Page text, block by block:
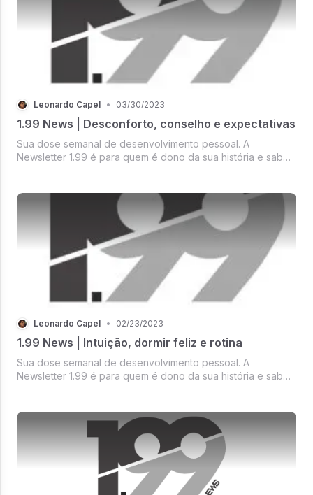
Leonardo Capel • 03/30/2023
1.99 News | Desconforto, conselho e expectativas
Sua dose semanal de desenvolvimento pessoal. A
Newsletter 1.99 é para quem é dono da sua história e sabe
Leonardo Capel • 02/23/2023
1.99 News | Intuição, dormir feliz e rotina
Sua dose semanal de desenvolvimento pessoal. A
Newsletter 1.99 é para quem é dono da sua história e sabe